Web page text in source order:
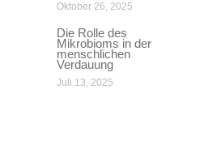
Oktober 26, 2025
Die Rolle des
Mikrobioms in der
menschlichen
Verdauung
Juli 13, 2025